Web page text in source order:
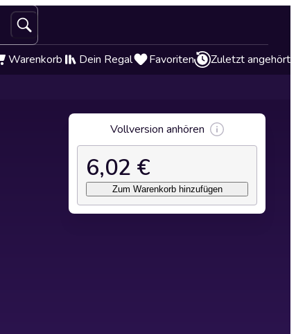
Warenkorb Dein Regal Favoriten Zuletzt angehört
Vollversion anhören
6,02 €
Zum Warenkorb hinzufügen